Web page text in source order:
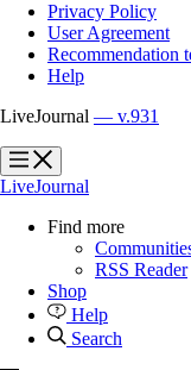
Privacy Policy
User Agreement
Recommendation
Help
LiveJournal — v.931
?
?
LiveJournal
Find more
RSS Reader
Shop
Help
Search